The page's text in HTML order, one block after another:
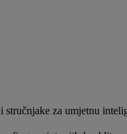
za umjetnu